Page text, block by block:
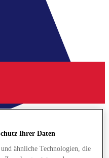
Ihrer Daten
ähnliche Technologien, die